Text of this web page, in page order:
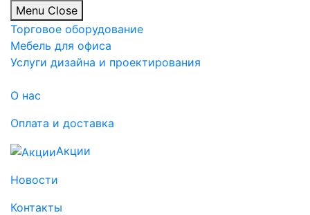
Menu Close
Торговое оборудование
Мебель для офиса
Услуги дизайна и проектирования
О нас
Оплата и доставка
Акции
Новости
Контакты